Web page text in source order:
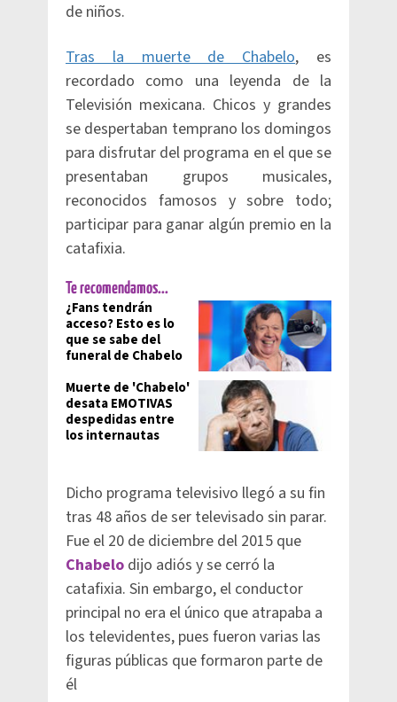
de niños.
Tras la muerte de Chabelo, es
recordado como una leyenda de la
Televisión mexicana. Chicos y grandes
se despertaban temprano los domingos
para disfrutar del programa en el que se
presentaban grupos musicales,
reconocidos famosos y sobre todo;
participar para ganar algún premio en la
catafixia.
Te recomendamos...
¿Fans tendrán
acceso? Esto es lo
que se sabe del
funeral de Chabelo
Muerte de 'Chabelo'
desata EMOTIVAS
despedidas entre
los internautas
Dicho programa televisivo llegó a su fin
tras 48 años de ser televisado sin parar.
Fue el 20 de diciembre del 2015 que
Chabelo dijo adiós y se cerró la
catafixia. Sin embargo, el conductor
principal no era el único que atrapaba a
los televidentes, pues fueron varias las
figuras públicas que formaron parte de
él